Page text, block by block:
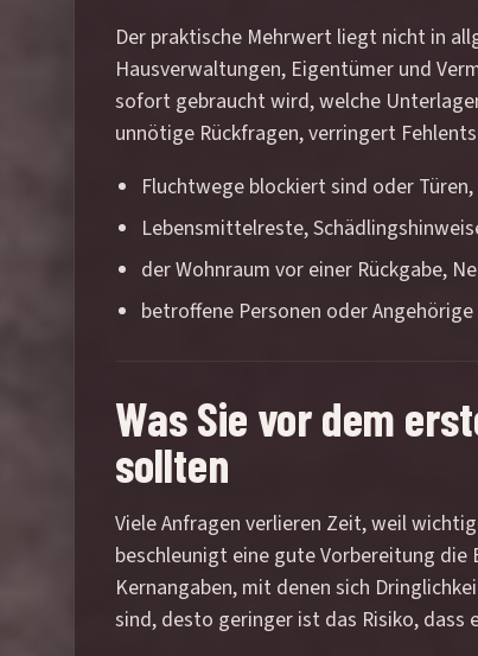
Der praktische Mehrwert liegt nicht in
Hausverwaltungen, Eigentümer und
sofort gebraucht wird, welche
unnötige Rückfragen, verringert
Fluchtwege blockiert sind oder
Lebensmittelreste,
der Wohnraum vor einer Rückgabe,
betroffene Personen oder
Was Sie vor dem
sollten
Viele Anfragen verlieren Zeit, weil
beschleunigt eine gute Vorbereitung
Kernangaben, mit denen sich
sind, desto geringer ist das Risiko,